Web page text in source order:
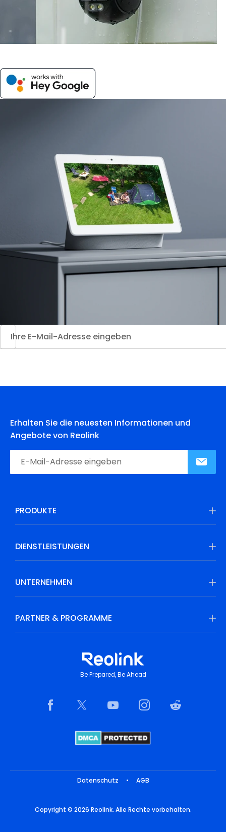
Erhalten Sie die neuesten Informationen und
Angebote von Reolink
PRODUKTE
DIENSTLEISTUNGEN
UNTERNEHMEN
PARTNER & PROGRAMME
Be Prepared, Be Ahead
Datenschutz • AGB
Copyright © 2026 Reolink. Alle Rechte vorbehalten.